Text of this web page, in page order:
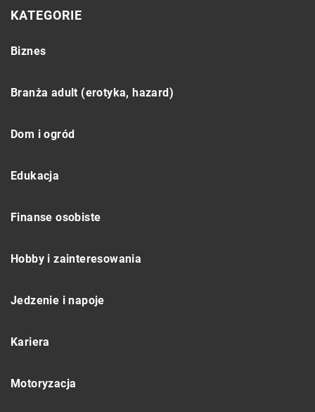
KATEGORIE
Biznes
Branża adult (erotyka, hazard)
Dom i ogród
Edukacja
Finanse osobiste
Hobby i zainteresowania
Jedzenie i napoje
Kariera
Motoryzacja